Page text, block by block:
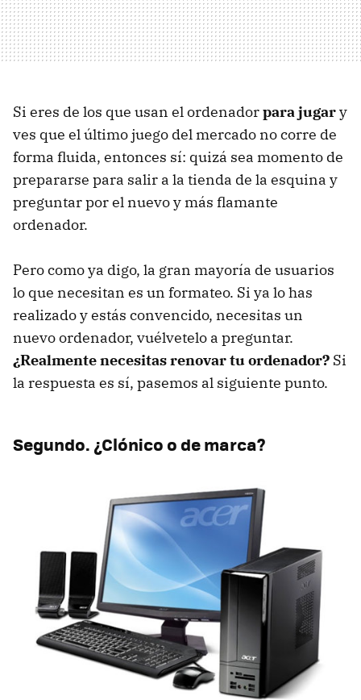
Si eres de los que usan el ordenadorpara jugary
ves que el último juego del mercado no corre de
forma fluida, entonces sí: quizá sea momento de
prepararse para salir a la tienda de la esquina y
preguntar por el nuevo y más flamante
ordenador.
Pero como ya digo, la gran mayoría de usuarios
lo que necesitan es un formateo. Si ya lo has
realizado y estás convencido, necesitas un
nuevo ordenador, vuélvetelo a preguntar.
¿Realmente necesitas renovar tu ordenador? Si
la respuesta es sí, pasemos al siguiente punto.
Segundo. ¿Clónico o de marca?